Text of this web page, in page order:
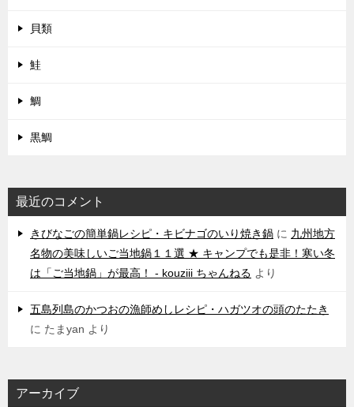
貝類
鮭
鯛
黒鯛
最近のコメント
きびなごの簡単鍋レシピ・キビナゴのいり焼き鍋 に 九州地方
名物の美味しいご当地鍋１１選 ★ キャンプでも是非！寒い冬
は「ご当地鍋」が最高！ - kouziii ちゃんねる より
五島列島のかつおの漁師めしレシピ・ハガツオの頭のたたき
に たまyan より
アーカイブ